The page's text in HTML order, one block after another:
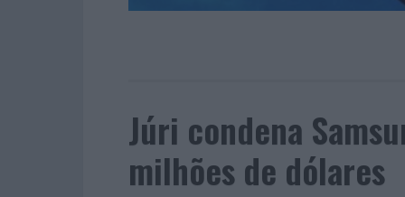
Júri condena
milhões de dólares